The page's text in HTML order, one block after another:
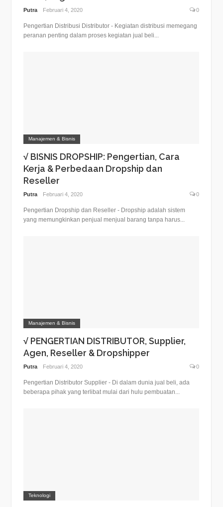
Putra Februari 4, 2020 0
Pengertian Distribusi Distributor - Kegiatan distribusi memegang
peranan penting dalam proses kegiatan jual beli...
Manajemen & Bisnis
√ BISNIS DROPSHIP: Pengertian, Cara
Kerja & Perbedaan Dropship dan
Reseller
Putra Februari 4, 2020 0
Pengertian Dropship dan Reseller - Dropship adalah sistem
yang memungkinkan penjual menjual barang tanpa harus...
Manajemen & Bisnis
√ PENGERTIAN DISTRIBUTOR, Supplier,
Agen, Reseller & Dropshipper
Putra Februari 4, 2020 0
Pengertian Distributor Supplier - Di dalam dunia jual beli, ada
beberapa pihak yang terlibat mulai dari hulu pembuatan...
Teknologi